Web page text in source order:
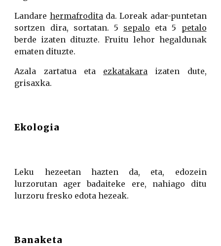
Landare hermafroditada. Loreak adar-puntetan
sortzen dira, sortatan. 5 sepalo eta 5 petalo
berde izaten dituzte. Fruitu lehor hegaldunak
ematen dituzte.
Azala zartatua eta ezkatakara izaten dute,
grisaxka.
Ekologia
Leku hezeetan hazten da, eta, edozein
lurzorutan ager badaiteke ere, nahiago ditu
lurzoru fresko edota hezeak.
Banaketa